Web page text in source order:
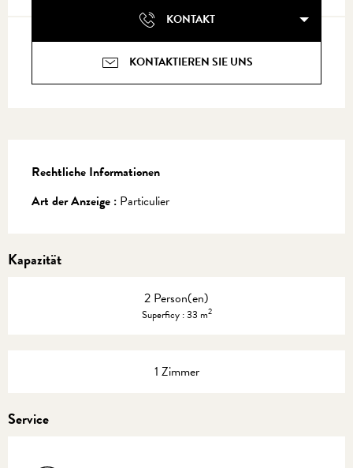
KONTAKT
KONTAKTIEREN SIE UNS
Rechtliche Informationen
Rechtliche Informationen
Art der Anzeige : Particulier
Kapazität
2 Person(en)
Superficy : 33 m2
1 Zimmer
Service